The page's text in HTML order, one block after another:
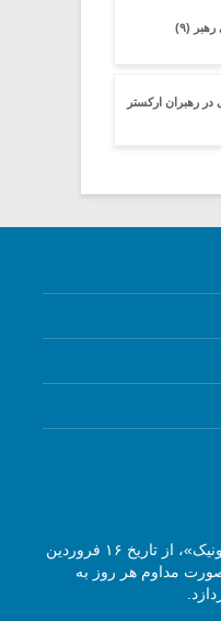
(۹)
رهبران ارکستر
مجله آنلاین موسیقی «گفتگوی هارمونیک»، از تاریخ ۱۶ فروردین
صورت مداوم هر روز به